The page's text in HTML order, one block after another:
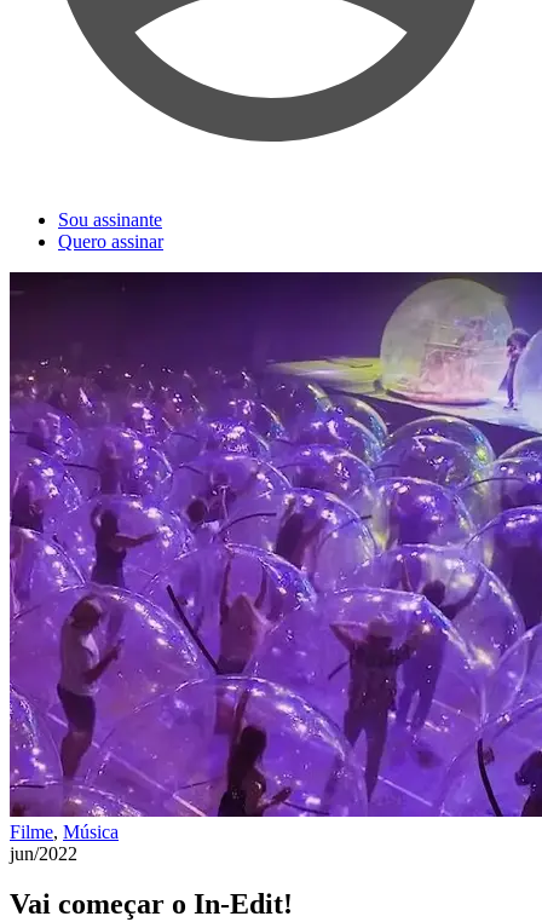
Sou assinante
Quero assinar
Filme, Música
jun/2022
Vai começar o In-Edit!